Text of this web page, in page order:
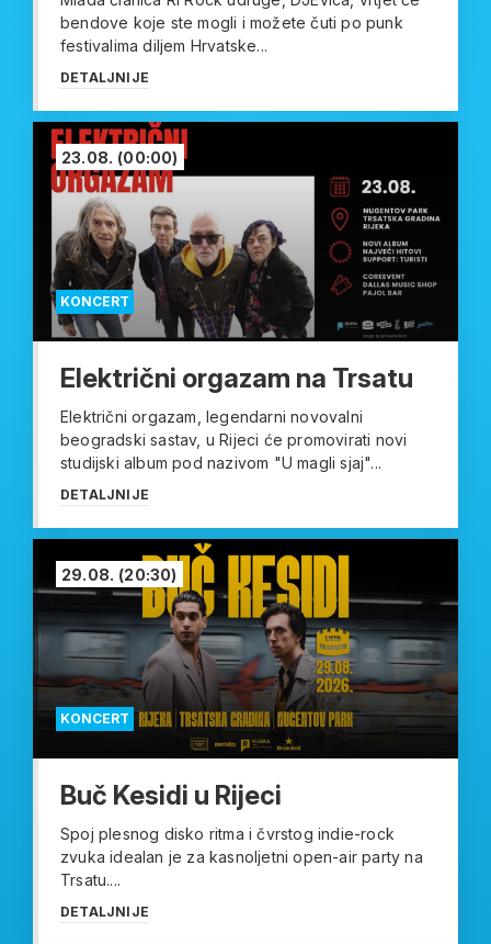
bendove koje ste mogli i možete čuti po punk
festivalima diljem Hrvatske...
DETALJNIJE
KONCERT
23.08. (00:00)
Električni orgazam na Trsatu
Električni orgazam, legendarni novovalni
beogradski sastav, u Rijeci će promovirati novi
studijski album pod nazivom "U magli sjaj"...
DETALJNIJE
KONCERT
29.08. (20:30)
Buč Kesidi u Rijeci
Spoj plesnog disko ritma i čvrstog indie-rock
zvuka idealan je za kasnoljetni open-air party na
Trsatu....
DETALJNIJE